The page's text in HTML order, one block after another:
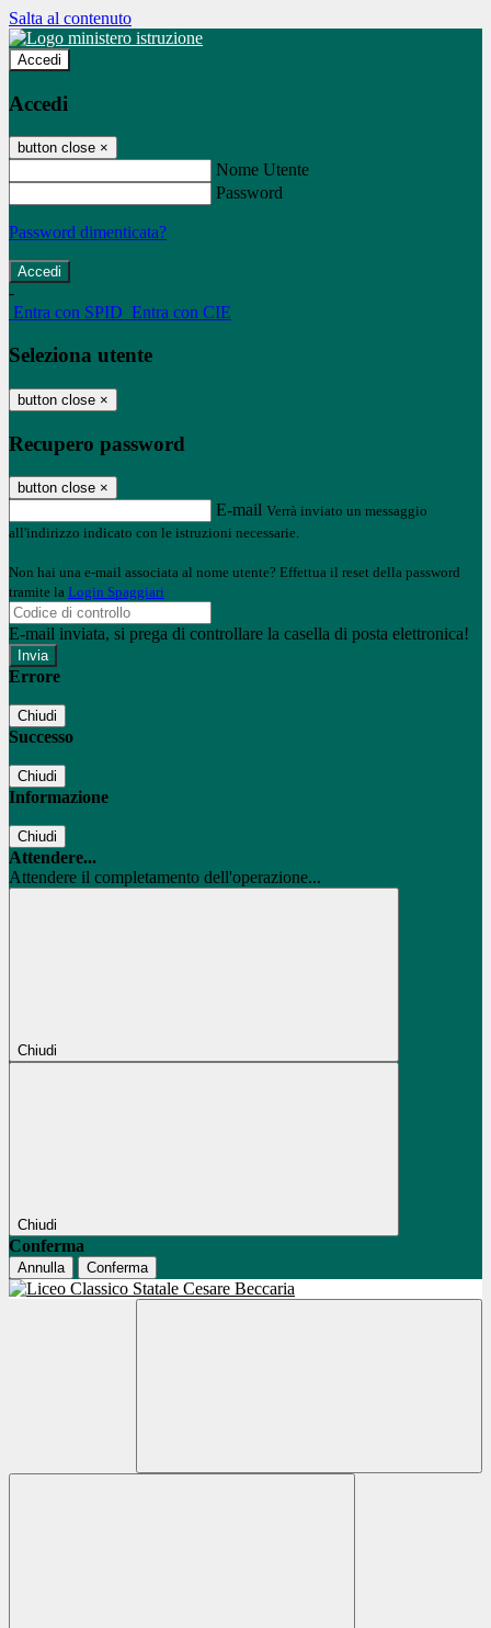
Salta al contenuto
Accedi
Accedi
button close ×
Nome Utente
Password
Password dimenticata?
-
Entra con SPID Entra con CIE
Seleziona utente
button close ×
Recupero password
button close ×
E-mail Verrà inviato un messaggio
all'indirizzo indicato con le istruzioni necessarie.
Non hai una e-mail associata al nome utente? Effettua il reset della password
tramite la Login Spaggiari
E-mail inviata, si prega di controllare la casella di posta elettronica!
Errore
Chiudi
Successo
Chiudi
Informazione
Chiudi
Attendere...
Attendere il completamento dell'operazione...
Chiudi
Chiudi
Conferma
Annulla Conferma